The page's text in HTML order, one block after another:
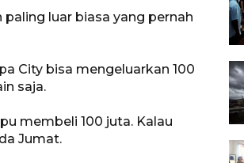
luar biasa yang pernah
City bisa mengeluarkan 100
saja.
membeli 100 juta. Kalau
Jumat.